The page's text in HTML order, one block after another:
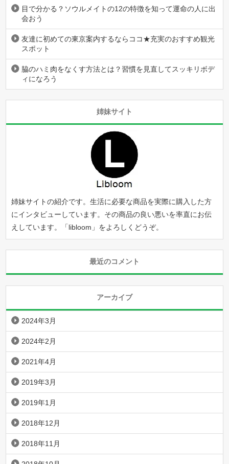
目で分かる？ソウルメイトの12の特徴を知って運命の人に出
会おう
友達に初めての東京案内するならココ★充実のおすすめ観光
スポット
脇のハミ肉をなくす方法とは？習慣を見直してスッキリボデ
ィになろう
姉妹サイト
姉妹サイトの紹介です。生活に必要な商品を実際に購入した方
にインタビューしています。その商品の良い悪いを率直にお伝
えしています。「libloom 」をよろしくどうぞ。
最近のコメント
アーカイブ
2024年3月
2024年2月
2021年4月
2019年3月
2019年1月
2018年12月
2018年11月